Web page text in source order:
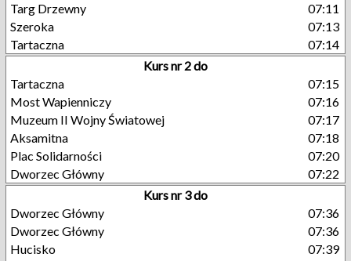
Targ Drzewny
07:11
Szeroka
07:13
Tartaczna
07:14
Kurs nr 2 do
Tartaczna
07:15
Most Wapienniczy
07:16
Muzeum II Wojny Światowej
07:17
Aksamitna
07:18
Plac Solidarności
07:20
Dworzec Główny
07:22
Kurs nr 3 do
Dworzec Główny
07:36
Dworzec Główny
07:36
Hucisko
07:39